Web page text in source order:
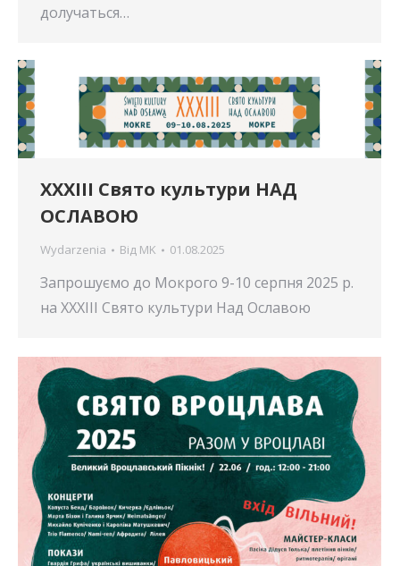
долучаться…
XXXIII Свято культури НАД
ОСЛАВОЮ
Wydarzenia Від MK 01.08.2025
Запрошуємо до Мокрого 9-10 серпня 2025 р.
на ХХХІІІ Свято культури Над Ославою